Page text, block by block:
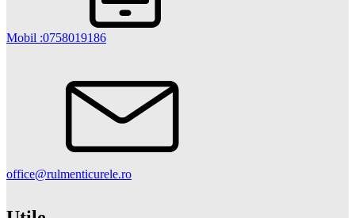
Mobil :0758019186
office@rulmenticurele.ro